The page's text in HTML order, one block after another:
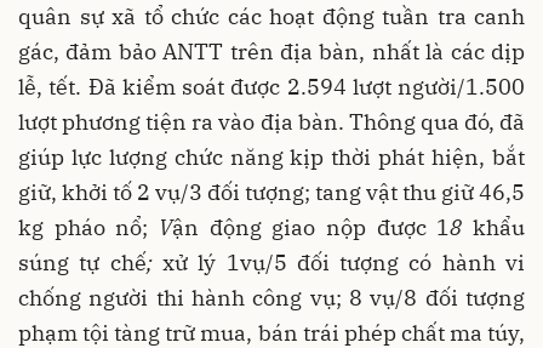
quân sự xã tổ chức các hoạt động tuần tra canh
gác, đảm bảo ANTT trên địa bàn, nhất là các dịp
lễ, tết. Đã kiểm soát được 2.594 lượt người/1.500
lượt phương tiện ra vào địa bàn. Thông qua đó, đã
giúp lực lượng chức năng kịp thời phát hiện, bắt
giữ, khởi tố 2 vụ/3 đối tượng; tang vật thu giữ 46,5
kg pháo nổ; Vận động giao nộp được 18 khẩu
súng tự chế; xử lý 1vụ/5 đối tượng có hành vi
chống người thi hành công vụ; 8 vụ/8 đối tượng
phạm tội tàng trữ mua, bán trái phép chất ma túy,